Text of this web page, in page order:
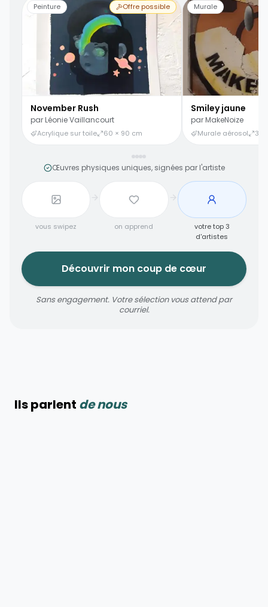
Peinture Offre possible
November Rush
par Léonie Vaillancourt
Acrylique sur toile 60 × 90 cm
Murale
Smiley jaune
par MakeNoize
Murale aérosol 3 ×
Œuvres physiques uniques, signées par l'artiste
vous swipez on apprend
votre top 3
d'artistes
Découvrir mon coup de cœur
Sans engagement. Votre sélection vous attend par
courriel.
Ils parlent de nous